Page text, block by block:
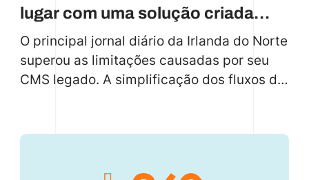
lugar com uma solução criada
especificamente para isso
O principal jornal diário da Irlanda do Norte
superou as limitações causadas por seu
CMS legado. A simplificação dos fluxos de
permitiram que eles priorizassem o
novos recursos sem problemas, o que